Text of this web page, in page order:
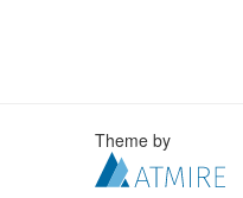
Theme by